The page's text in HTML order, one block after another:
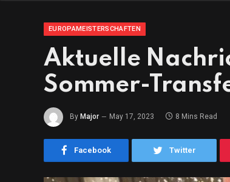
EUROPAMEISTERSCHAFTEN
Aktuelle
Sommer-
By Major May 17, 2023 8 Mins Read
Facebook Twitter